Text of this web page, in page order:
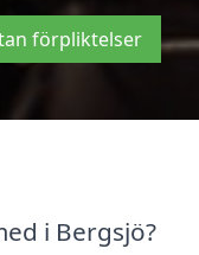
förpliktelser
i Bergsjö?